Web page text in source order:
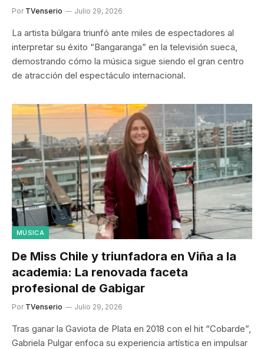
Por TVenserio Julio 29, 2026
La artista búlgara triunfó ante miles de espectadores al
interpretar su éxito “Bangaranga” en la televisión sueca,
demostrando cómo la música sigue siendo el gran centro
de atracción del espectáculo internacional.
MÚSICA
De Miss Chile y triunfadora en Viña a la
academia: La renovada faceta
profesional de Gabigar
Por TVenserio Julio 29, 2026
Tras ganar la Gaviota de Plata en 2018 con el hit “Cobarde”,
Gabriela Pulgar enfoca su experiencia artística en impulsar